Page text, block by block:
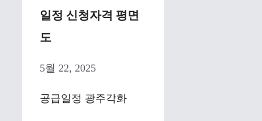
일정 신청자격 평면
도
5월 22, 2025
공급일정 광주각화